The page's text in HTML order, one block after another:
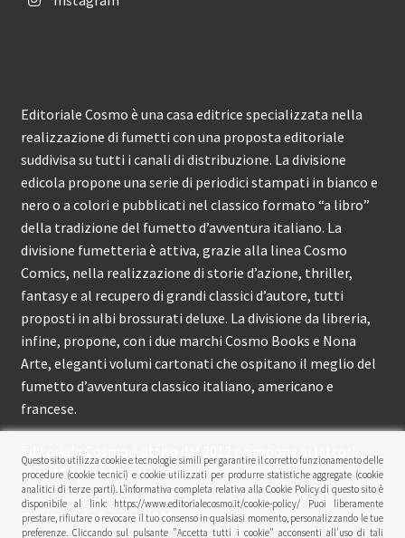
Editoriale Cosmo è una casa editrice specializzata nella
realizzazione di fumetti con una proposta editoriale
suddivisa su tutti i canali di distribuzione. La divisione
edicola propone una serie di periodici stampati in bianco e
nero o a colori e pubblicati nel classico formato “a libro”
della tradizione del fumetto d’avventura italiano. La
divisione fumetteria è attiva, grazie alla linea Cosmo
Comics, nella realizzazione di storie d’azione, thriller,
fantasy e al recupero di grandi classici d’autore, tutti
proposti in albi brossurati deluxe. La divisione da libreria,
infine, propone, con i due marchi Cosmo Books e Nona
Arte, eleganti volumi cartonati che ospitano il meglio del
fumetto d’avventura classico italiano, americano e
francese.
Editoriale Cosmo è attiva dal 2012 e propone ai lettori
circa 150 pubblicazioni l’anno.
© Editoriale Cosmo 2026
Questo sito utilizza cookie e tecnologie simili per garantire il corretto funzionamento delle
procedure (cookie tecnici) e cookie utilizzati per produrre statistiche aggregate (cookie
analitici di terze parti). L’informativa completa relativa alla Cookie Policy di questo sito è
disponibile al link: https://www.editorialecosmo.it/cookie-policy/ Puoi liberamente
prestare, rifiutare o revocare il tuo consenso in qualsiasi momento, personalizzando le tue
preferenze. Cliccando sul pulsante "Accetta tutti i cookie" acconsenti all'uso di tali